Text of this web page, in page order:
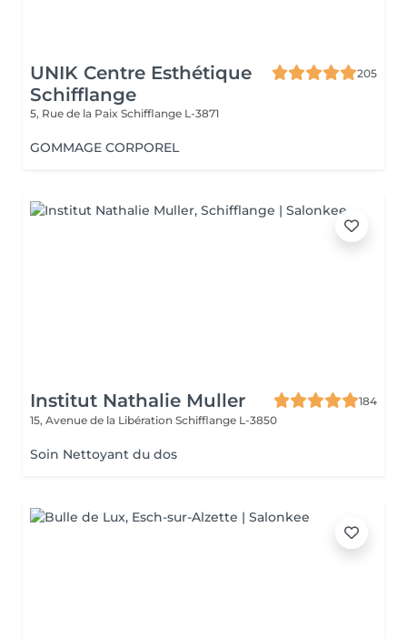
UNIK Centre Esthétique
Schifflange
205
5, Rue de la Paix Schifflange L-3871
GOMMAGE CORPOREL
Institut Nathalie Muller
184
15, Avenue de la Libération Schifflange L-3850
Soin Nettoyant du dos